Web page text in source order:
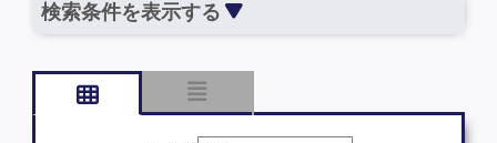
検索条件を表示する